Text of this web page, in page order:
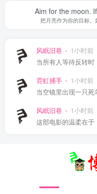
Aim for the moon.
把月亮作为你的目标
风眠旧巷 1小时前
当所有人等待反转
霓虹捕手 1小时前
当空镜里出现一只
风眠旧巷 1小时前
这部电影的温柔在